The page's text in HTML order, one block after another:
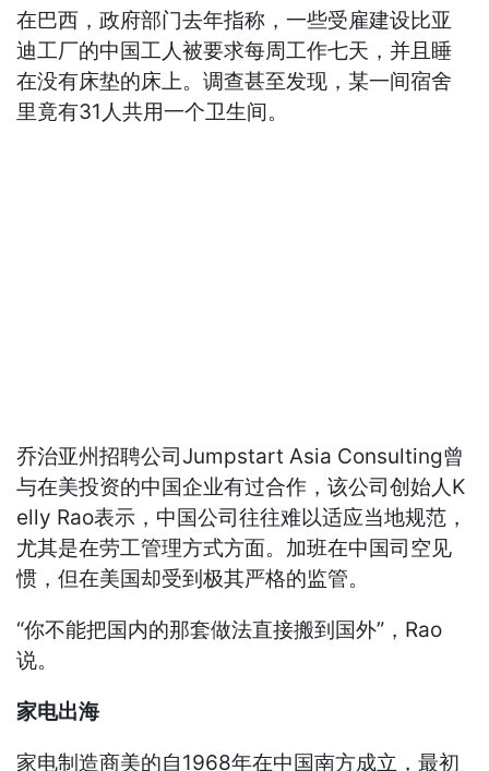
在巴西，政府部门去年指称，一些受雇建设比亚
迪工厂的中国工人被要求每周工作七天，并且睡
在没有床垫的床上。调查甚至发现，某一间宿舍
里竟有31人共用一个卫生间。
乔治亚州招聘公司Jumpstart Asia Consulting曾
与在美投资的中国企业有过合作，该公司创始人K
elly Rao表示，中国公司往往难以适应当地规范，
尤其是在劳工管理方式方面。加班在中国司空见
惯，但在美国却受到极其严格的监管。
“你不能把国内的那套做法直接搬到国外”，Rao
说。
家电出海
家电制造商美的自1968年在中国南方成立，最初